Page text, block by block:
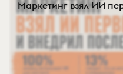
Маркетинг взял ИИ